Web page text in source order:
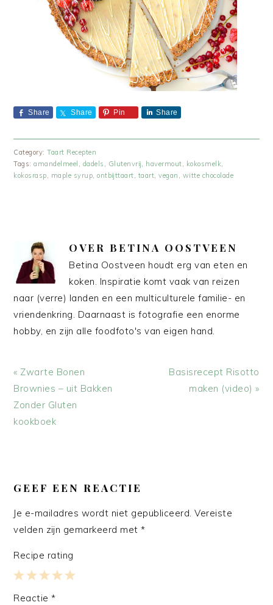
Share Share Pin Share
Category:Taart Recepten
Tags:amandelmeel , dadels , Glutenvrij, havermout, kokosmelk,
kokosrasp, maple syrup,ontbijttaart, taart,vegan , witte chocolade
OVER BETINA OOSTVEEN
Betina Oostveen houdt erg van eten en
koken. Inspiratie komt vaak van reizen
naar (verre) landen en een multiculturele familie- en
vriendenkring. Daarnaast is fotografie een enorme
hobby, en zijn alle foodfoto's van eigen hand.
Vorig
bericht:
« Zwarte Bonen
Brownies – uit Bakken
Zonder Gluten
kookboek
Volgend
bericht:
Basisrecept Risotto
maken (video) »
INTERACTIES
GEEF EEN REACTIE
Je e-mailadres wordt niet gepubliceerd. Vereiste
velden zijn gemarkeerd met*
Recipe rating
4
3
2
1
Reactie*